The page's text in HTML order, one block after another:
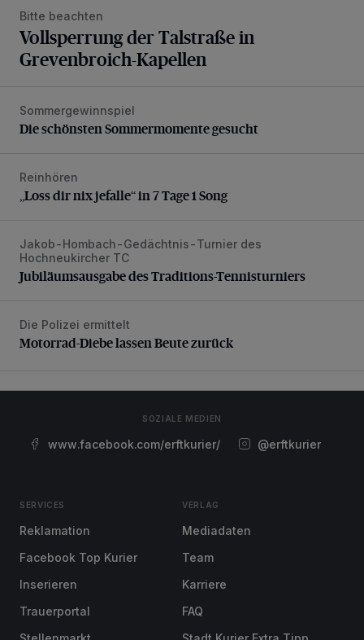
Bitte beachten
Vollsperrung der Talstraße in
Grevenbroich-Kapellen
Die schönsten Sommermomente gesucht
Sommergewinnspiel
Die schönsten Sommermomente gesucht
„Loss dir nix jefalle“ in 7 Tage 1 Song
Reinhören
„Loss dir nix jefalle“ in 7 Tage 1 Song
Jubiläumsausgabe des Traditions-Tennisturniers
Jakob-Hombach-Gedächtnis-Turnier des
Hochneukircher TC
Jubiläumsausgabe des Traditions-Tennisturniers
Motorrad-Diebe lassen Beute zurück
Die Polizei ermittelt
Motorrad-Diebe lassen Beute zurück
SOZIALE MEDIEN
www.facebook.com/erftkurier/ @erftkurier
SERVICES
Reklamation
Facebook Top Kurier
Inserieren
Trauerportal
VERLAG
Mediadaten
Team
Karriere
FAQ